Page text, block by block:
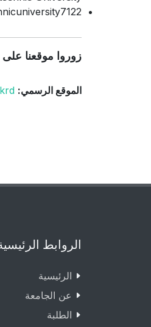
زوروا موقعنا على
الموقع الرسمي:
الروابط
الرئيسية
عن الجامعة
الطلبة